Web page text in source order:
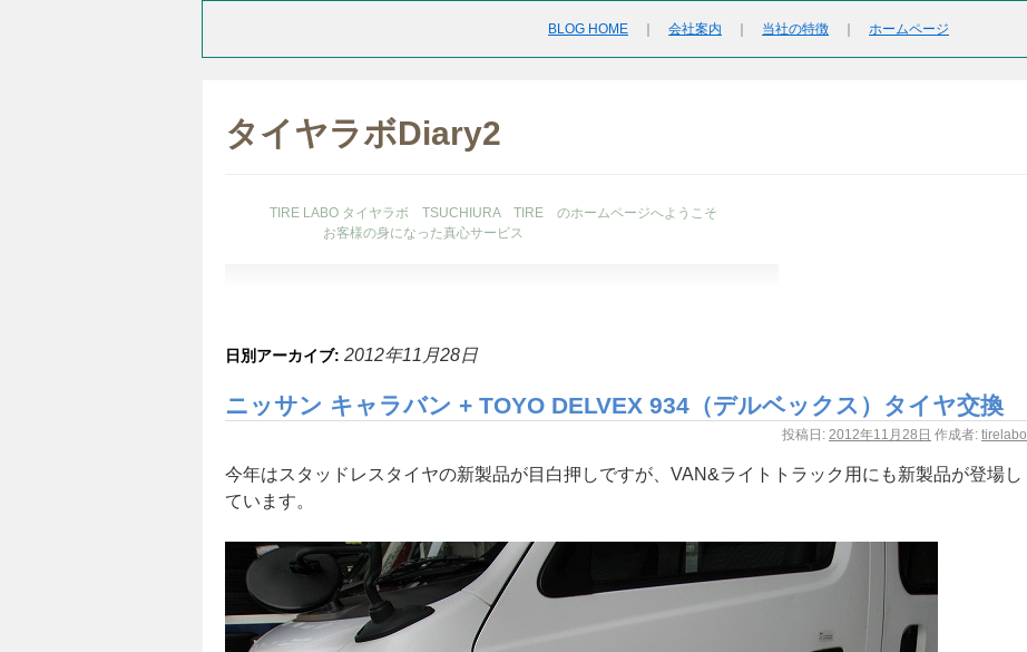
BLOG HOME 会社案内 当社の特徴 ホームページ
タイヤラボDiary2
TIRE LABO タイヤラボ TSUCHIURA TIRE のホームページへようこそ
お客様の身になった真心サービス
日別アーカイブ: 2012年11月28日
ニッサン キャラバン + TOYO DELVEX 934（デルベックス）タイヤ交換
投稿日: 2012年11月28日 作成者: tirelabo
今年はスタッドレスタイヤの新製品が目白押しですが、VAN&ライトトラック用にも新製品が登場し
ています。